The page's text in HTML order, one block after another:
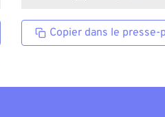
Copier dans le presse-